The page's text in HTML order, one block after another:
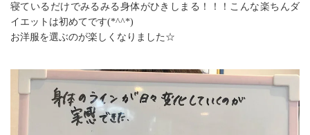
寝ているだけでみるみる身体がひきしまる！！！こんな楽ちんダ
イエットは初めてです(*^^*)
お洋服を選ぶのが楽しくなりました☆